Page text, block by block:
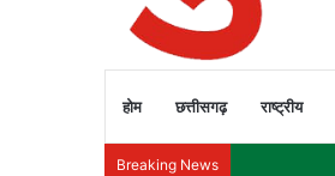
होम छत्तीसगढ़ राष्ट्रीय
Breaking News